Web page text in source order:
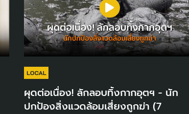
LOCAL
ผุดต่อเนื่อง! ลักลอบทิ้งกากอุตฯ - นัก
ปกป้องสิ่งแวดล้อมเสี่ยงถูกฆ่า (7